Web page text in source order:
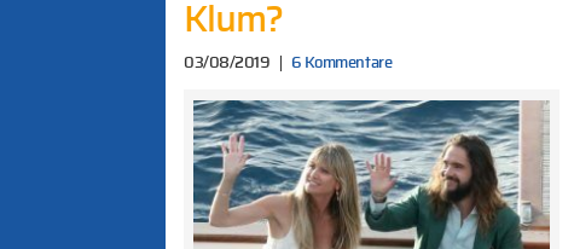
Klum?
03/08/2019 6 Kommentare